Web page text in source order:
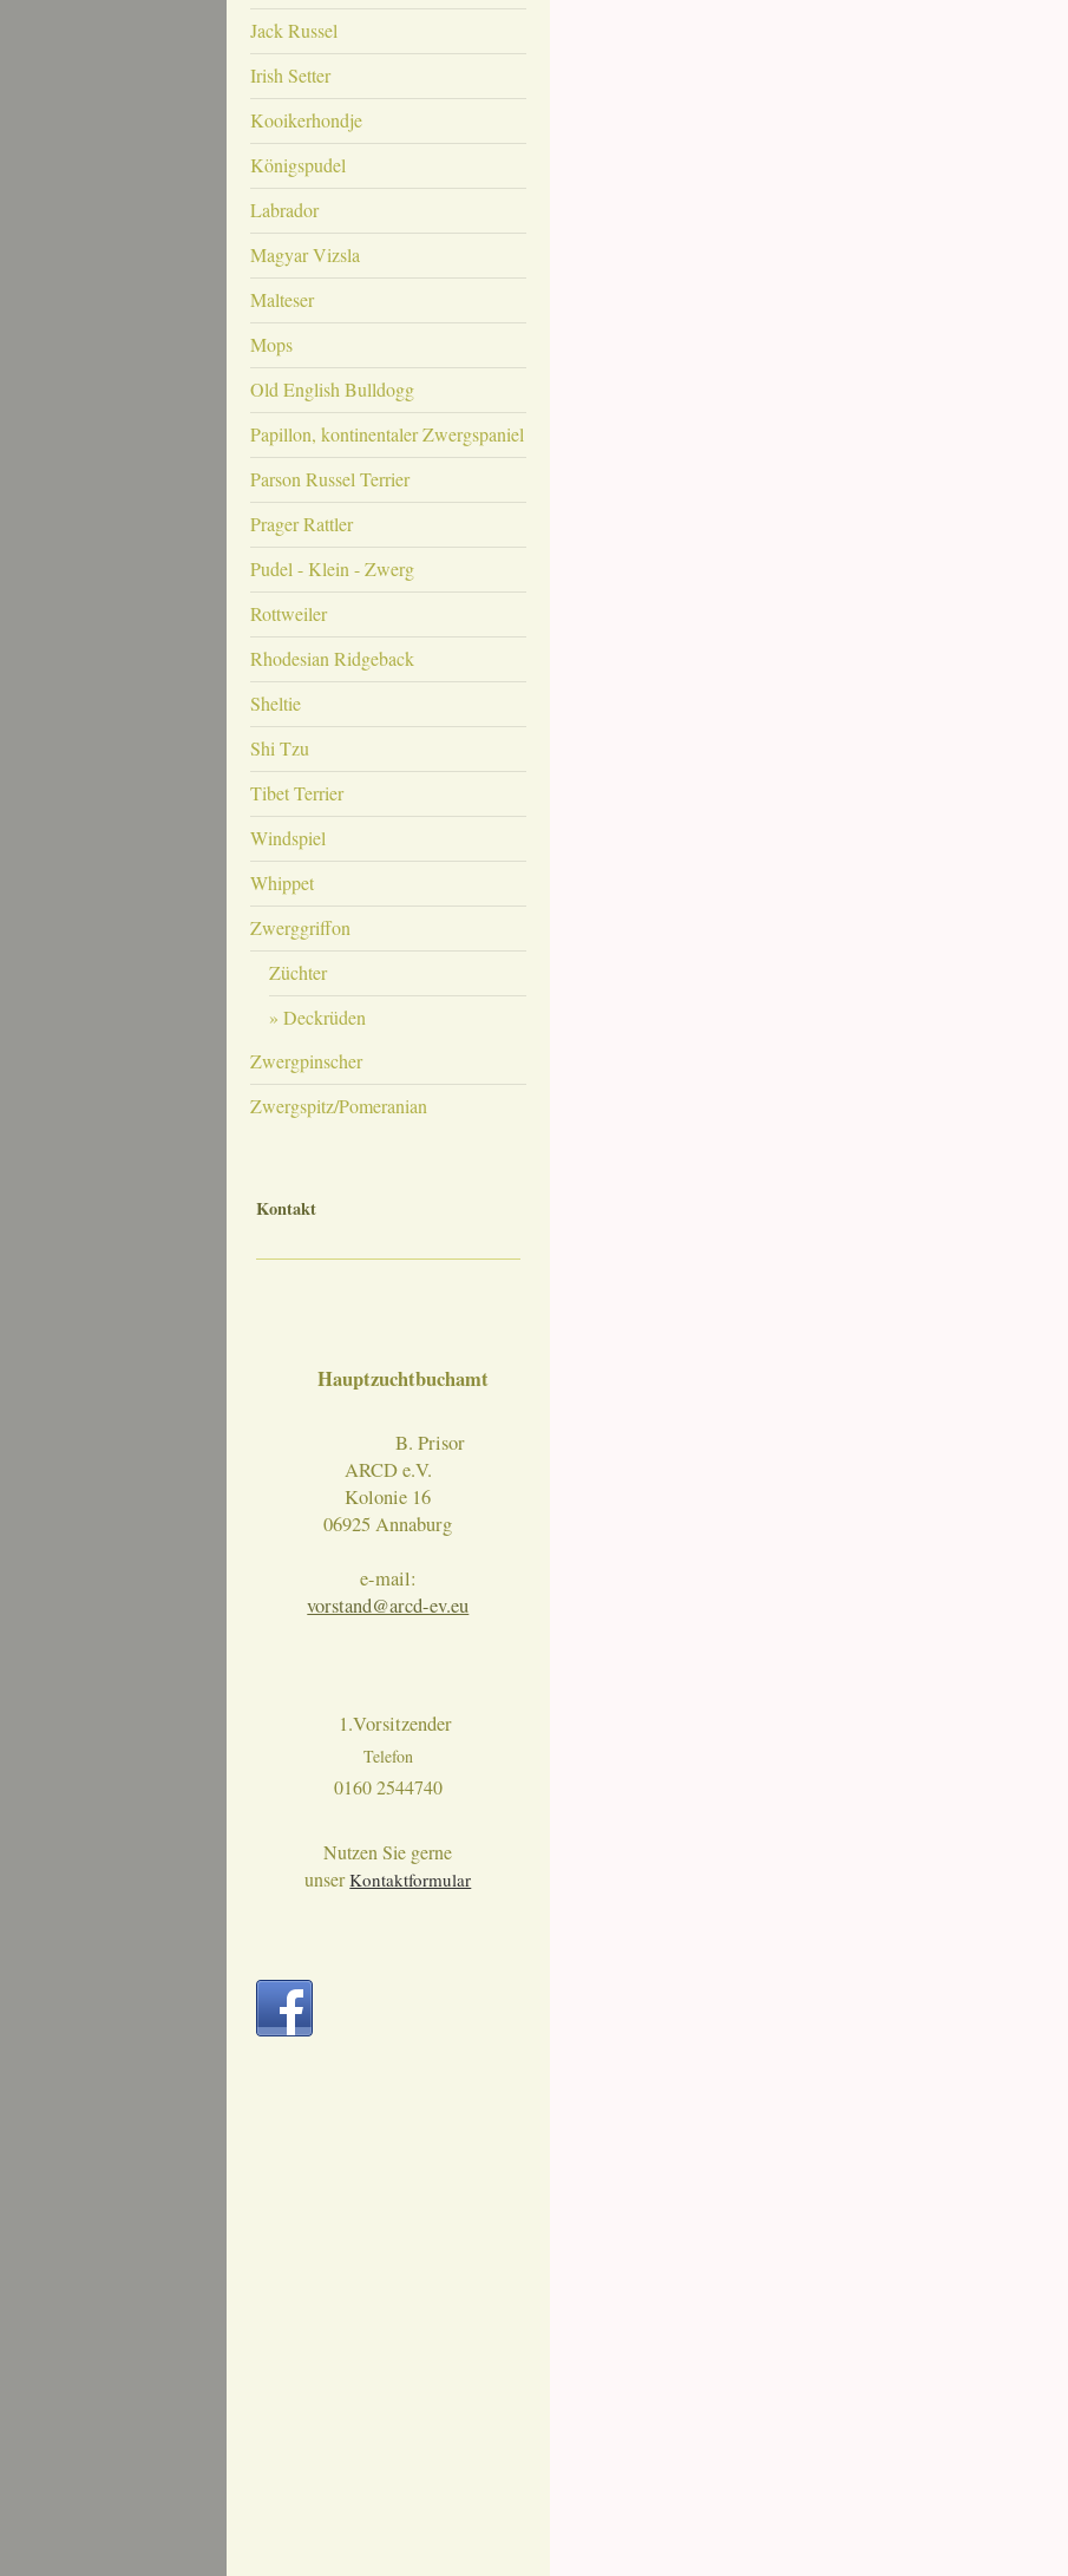
Jack Russel
Irish Setter
Kooikerhondje
Königspudel
Labrador
Magyar Vizsla
Malteser
Mops
Old English Bulldogg
Papillon, kontinentaler Zwergspaniel
Parson Russel Terrier
Prager Rattler
Pudel - Klein - Zwerg
Rottweiler
Rhodesian Ridgeback
Sheltie
Shi Tzu
Tibet Terrier
Windspiel
Whippet
Zwerggriffon
Züchter
Deckrüden
Zwergpinscher
Zwergspitz/Pomeranian
Kontakt
Hauptzuchtbuchamt
B. Prisor
ARCD e.V.
Kolonie 16
06925 Annaburg
e-mail:
vorstand@arcd-ev.eu
1.Vorsitzender
Telefon
0160 2544740
Nutzen Sie gerne
unser Kontaktformular